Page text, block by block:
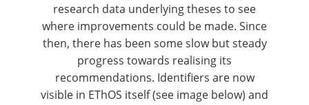
research data underlying theses to see
where improvements could be made. Since
then, there has been some slow but steady
progress towards realising its
recommendations. Identifiers are now
visible in EThOS itself (see image below) and